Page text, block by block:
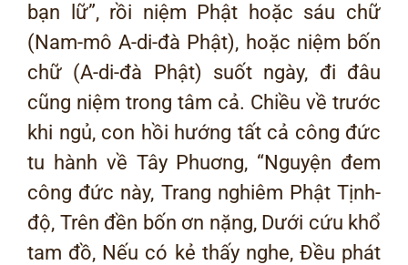
bạn lữ”, rồi niệm Phật hoặc sáu chữ
(Nam-mô A-di-đà Phật), hoặc niệm bốn
chữ (A-di-đà Phật) suốt ngày, đi đâu
cũng niệm trong tâm cả. Chiều về trước
khi ngủ, con hồi hướng tất cả công đức
tu hành về Tây Phuơng, “Nguyện đem
công đức này, Trang nghiêm Phật Tịnh-
độ, Trên đền bốn ơn nặng, Dưới cứu khổ
tam đồ, Nếu có kẻ thấy nghe, Đều phát